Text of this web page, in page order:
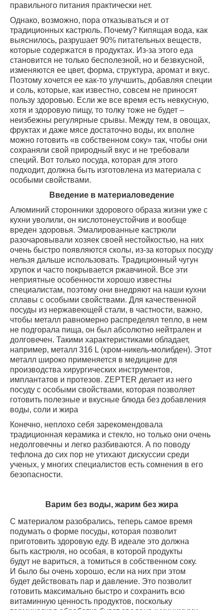
правильного питания практически нет.
Однако, возможно, пора отказываться и от
традиционных кастрюль. Почему? Кипящая вода, как
выяснилось, разрушает 90% питательных веществ,
которые содержатся в продуктах. Из-за этого еда
становится не только бесполезной, но и безвкусной,
изменяются ее цвет, форма, структура, аромат и вкус.
Поэтому хочется ее как-то улучшить, добавляя специи
и соль, которые, как известно, совсем не приносят
пользу здоровью. Если же все время есть невкусную,
хотя и здоровую пищу, то толку тоже не будет –
неизбежны регулярные срывы. Между тем, в овощах,
фруктах и даже мясе достаточно воды, их вполне
можно готовить «в собственном соку» так, чтобы они
сохраняли свой природный вкус и не требовали
специй. Вот только посуда, которая для этого
подходит, должна быть изготовлена из материала с
особыми свойствами.
Введение в материаловедение
Алюминий сторонники здорового образа жизни уже с
кухни уволили, он кислотонеустойчив и вообще
вреден здоровья. Эмалированные кастрюли
разочаровывали хозяек своей нестойкостью, на них
очень быстро появляются сколы, из-за которых посуду
нельзя дальше использовать. Традиционный чугун
хрупок и часто покрывается ржавчиной. Все эти
неприятные особенности хорошо известны
специалистам, поэтому они внедряют на наши кухни
сплавы с особыми свойствами. Для качественной
посуды из нержавеющей стали, в частности, важно,
чтобы металл равномерно распределял тепло, в нем
не подгорала пища, он был абсолютно нейтрален и
долговечен. Такими характеристиками обладает,
например, металл 316 L (хром-никель-молибден). Этот
металл широко применяется в медицине для
производства хирургических инструментов,
имплантатов и протезов. ZEPTER делает из него
посуду с особыми свойствами, которая позволяет
готовить полезные и вкусные блюда без добавления
воды, соли и жира
Конечно, неплохо себя зарекомендовала
традиционная керамика и стекло, но только они очень
недолговечны и легко разбиваются. А по поводу
тефлона до сих пор не утихают дискуссии среди
ученых, у многих специалистов есть сомнения в его
безопасности.
Варим без воды, жарим без жира
С материалом разобрались, теперь самое время
подумать о форме посуды, которая позволит
приготовить здоровую еду. В идеале это должна
быть кастрюля, но особая, в которой продукты
будут не вариться, а томиться в собственном соку.
И было бы очень хорошо, если на них при этом
будет действовать пар и давление. Это позволит
готовить максимально быстро и сохранить всю
витаминную ценность продуктов, поскольку